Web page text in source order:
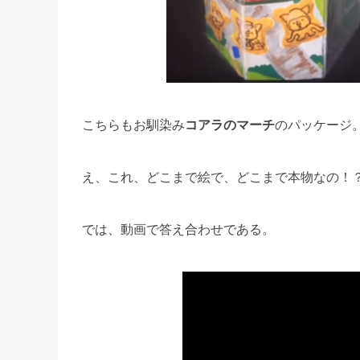
こちらもお馴染みコアラのマーチのパッケージ
え、これ、どこまで絵で、どこまで本物なの！
では、動画で答え合わせである。